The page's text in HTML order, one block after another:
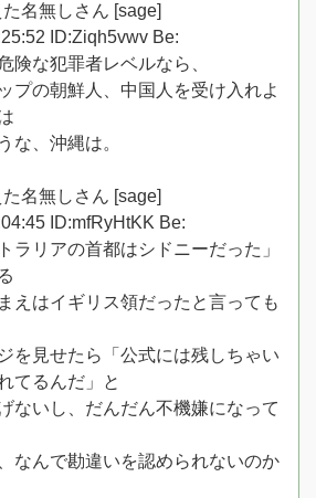
名無しさん [sage]
ID:Ziqh5vwv Be:
険な犯罪者レベルなら、
プの朝鮮人、中国人を受け入れよ
な、沖縄は。
名無しさん [sage]
ID:mfRyHtKK Be:
ラリアの首都はシドニーだった」
えはイギリス領だったと言っても
を見せたら「公式には残しちゃい
てるんだ」と
ないし、だんだん不機嫌になって
なんで勘違いを認められないのか